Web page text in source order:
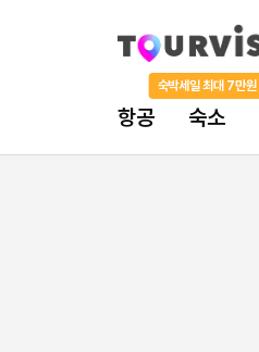
항공 숙소
숙박세일 최대 7만원